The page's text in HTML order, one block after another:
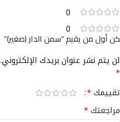
0
0
كن أول من يقيم “سمن الدار (صغير)”
لن يتم نشر عنوان بريدك الإلكتروني.
*
تقييمك*
مراجعتك*